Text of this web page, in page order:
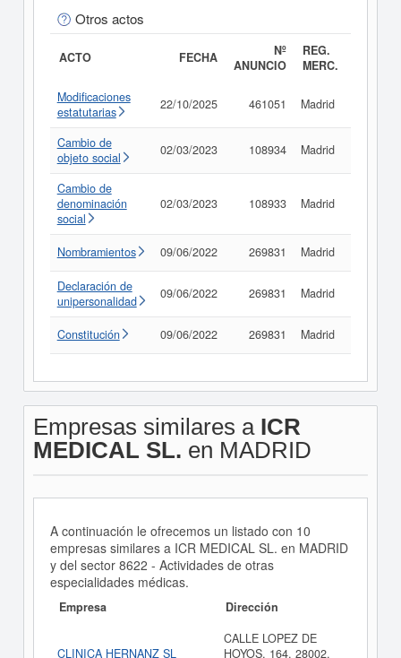
Otros actos
ACTO FECHA
Nº
ANUNCIO
REG.
MERC.
Modificaciones
estatutarias
22/10/2025 461051 Madrid
Cambio de
objeto social
02/03/2023 108934 Madrid
Cambio de
denominación
social
02/03/2023 108933 Madrid
Nombramientos 09/06/2022 269831 Madrid
Declaración de
unipersonalidad
09/06/2022 269831 Madrid
Constitución 09/06/2022 269831 Madrid
Empresas similares a ICR
MEDICAL SL. en MADRID
A continuación le ofrecemos un listado con 10
empresas similares a ICR MEDICAL SL. en MADRID
y del sector 8622 - Actividades de otras
especialidades médicas.
Empresa Dirección
CLINICA HERNANZ SL
CALLE LOPEZ DE
HOYOS, 164, 28002,